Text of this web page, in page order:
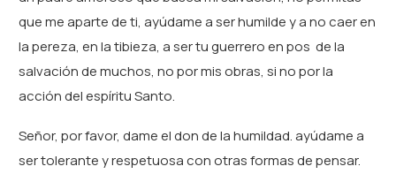
que me aparte de ti, ayúdame a ser humilde y a no caer en
la pereza, en la tibieza, a ser tu guerrero en pos de la
salvación de muchos, no por mis obras, si no por la
acción del espíritu Santo.
Señor, por favor, dame el don de la humildad. ayúdame a
ser tolerante y respetuosa con otras formas de pensar.